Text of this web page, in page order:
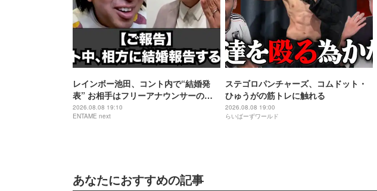
レインボー池田、コント内で“結婚発
表” お相手はフリーアナウンサーの佐
藤佳奈
2026.08.08 19:10
ENTAME next
ステゴロパンチャーズ、コムドット・
ひゅうがの筋トレに触れる
2026.08.08 19:00
らいばーずワールド
あなたにおすすめの記事